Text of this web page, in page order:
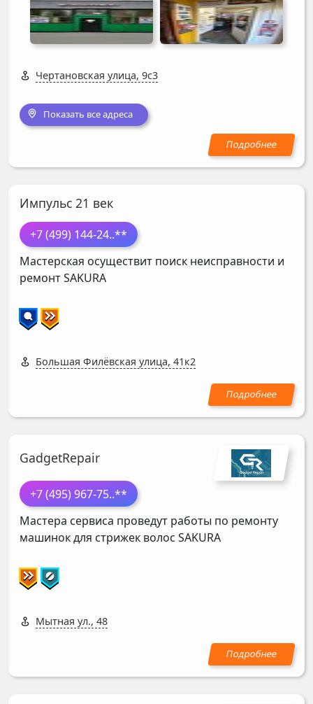
Чертановская улица, 9с3
Показать все адреса
Импульс 21 век
+7 (499) 144-24..**
Мастерская осуществит поиск неисправности и
ремонтSAKURA
Большая Филёвская улица, 41к2
GadgetRepair
+7 (495) 967-75..**
Мастера сервиса проведут работы по ремонту
машинок для стрижек волос SAKURA
Мытная ул., 48